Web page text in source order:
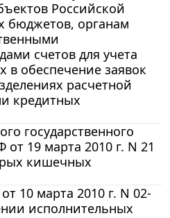
Российской
бюджетов, органам
счетов для учета
в обеспечение заявок
расчетной
кредитных
государственного
19 марта 2010 г. N 21
кишечных
10 марта 2010 г. N 02-
исполнительных